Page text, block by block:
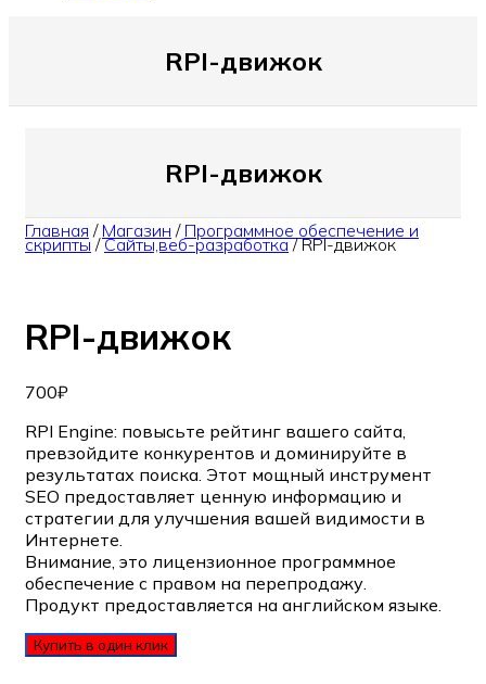
RPI-движок
RPI-движок
Главная / Магазин / Программное обеспечение и
скрипты/Сайты,веб-разработка/RPI-движок
RPI-движок
700₽
RPI Engine: повысьте рейтинг вашего сайта,
превзойдите конкурентов и доминируйте в
результатах поиска. Этот мощный инструмент
SEO предоставляет ценную информацию и
стратегии для улучшения вашей видимости в
Интернете.
Внимание, это лицензионное программное
обеспечение с правом на перепродажу.
Продукт предоставляется на английском языке.
Купить в один клик